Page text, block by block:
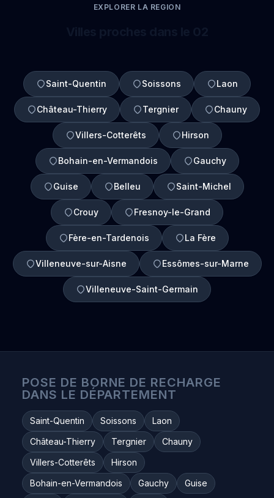
EXPLORER LA REGION
Saint-Quentin Soissons Laon
Château-Thierry Tergnier Chauny
Villers-Cotterêts Hirson
Bohain-en-Vermandois Gauchy
Guise Belleu Saint-Michel
Crouy Fresnoy-le-Grand
Fère-en-Tardenois La Fère
Villeneuve-sur-Aisne Essômes-sur-Marne
Villeneuve-Saint-Germain
POSE DE BORNE DE RECHARGE
DANS LE DÉPARTEMENT
Saint-Quentin Soissons
Laon
Château-Thierry
Tergnier
Chauny
Villers-Cotterêts
Hirson
Bohain-en-Vermandois
Gauchy
Guise